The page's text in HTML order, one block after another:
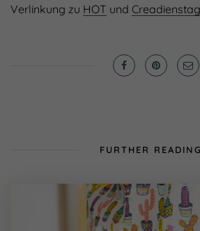
Verlinkung zu HOT und Creadienstag
FURTHER